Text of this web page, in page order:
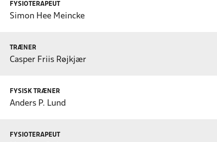
FYSIOTERAPEUT
Simon Hee Meincke
TRÆNER
Casper Friis Røjkjær
FYSISK TRÆNER
Anders P. Lund
FYSIOTERAPEUT